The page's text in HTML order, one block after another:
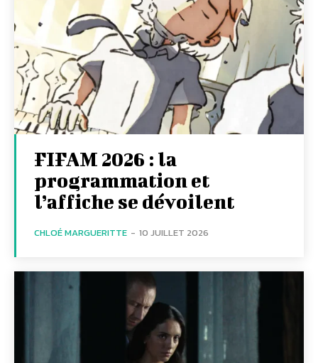
FIFAM 2026 : la
programmation et
l’affiche se dévoilent
CHLOÉ MARGUERITTE - 10 JUILLET 2026